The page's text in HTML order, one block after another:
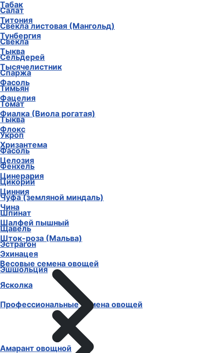
Табак
Титония
Тунбергия
Тыква
Тысячелистник
Фасоль
Фацелия
Фиалка (Виола рогатая)
Флокс
Хризантема
Целозия
Цинерария
Цинния
Чина
Шалфей пышный
Шток-роза (Мальва)
Эхинацея
Эшшольция
Ясколка
Профессиональные семена овощей
Салат
Свекла листовая (Мангольд)
Свекла
Сельдерей
Спаржа
Тимьян
Томат
Тыква
Укроп
Фасоль
Фенхель
Цикорий
Чуфа (земляной миндаль)
Шпинат
Щавель
Эстрагон
Весовые семена овощей
Амарант овощной